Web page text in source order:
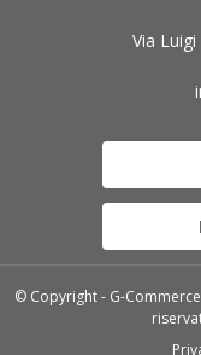
Via
© Copyright - G-